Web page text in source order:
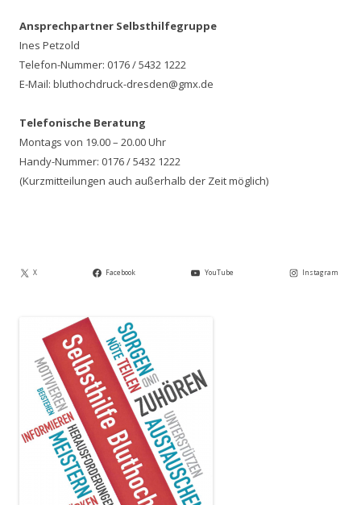
Ansprechpartner Selbsthilfegruppe
Ines Petzold
Telefon-Nummer: 0176 / 5432 1222
E-Mail: bluthochdruck-dresden@gmx.de
Telefonische Beratung
Montags von 19.00 – 20.00 Uhr
Handy-Nummer: 0176 / 5432 1222
(Kurzmitteilungen auch außerhalb der Zeit möglich)
X Facebook YouTube Instagram